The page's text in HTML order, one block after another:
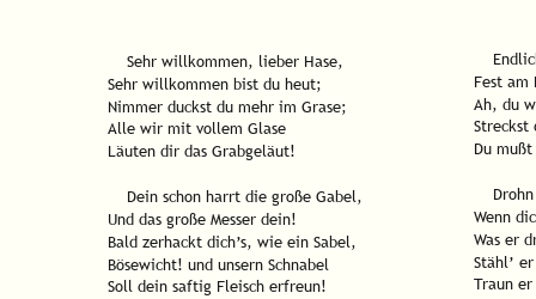
    Sehr willkommen, lieber Hase,
Sehr willkommen bist du heut;
Nimmer duckst du mehr im Grase;
Alle wir mit vollem Glase
Läuten dir das Grabgeläut!
    Dein schon harrt die große Gabel,
Und das große Messer dein!
Bald zerhackt dich’s, wie ein Sabel,
Bösewicht! und unsern Schnabel
Soll dein saftig Fleisch erfreun!
Fest
Ah, du
Streckst
Du
Wenn
Was er
Stähl’
Traun